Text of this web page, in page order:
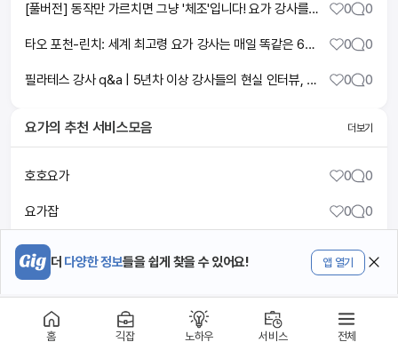
더 다양한 정보들을 쉽게 찾을 수 있어요! 앱 열기
[풀버전] 동작만 가르치면 그냥 '체조'입니다! 요가 강사를 넘어 '호흡 트레이너'가 되어야 하는 이유 | 김수진 회장 #직설과노하우 #요가강사 0 0
타오 포천-린치: 세계 최고령 요가 강사는 매일 똑같은 6가지 식물성 식품만 섭취했다 0 0
필라테스 강사 q&a | 5년차 이상 강사들의 현실 인터뷰, 장단점 0 0
요가의 추천 서비스모음 더보기
호호요가 0 0
요가잡 0 0
스포츠잡 알리오 0
홈 긱잡 노하우 서비스 전체